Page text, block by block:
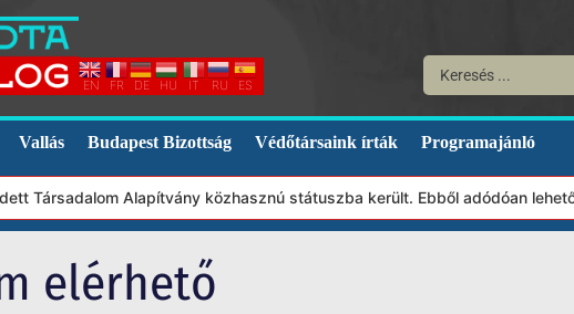
EN FR DE HU IT RU ES
Vallás Budapest Bizottság Védőtársaink írták Programajánló
Alapítvány közhasznú státuszba került. Ebből adódóan
elérhető